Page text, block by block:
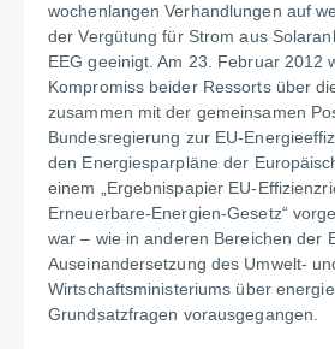
wochenlangen Verhandlungen auf
der Vergütung für Strom aus
EEG geeinigt. Am 23. Februar 2012
Kompromiss beider Ressorts über
zusammen mit der gemeinsamen
Bundesregierung zur EU-
den Energiesparpläne der
einem „Ergebnispapier EU-
Erneuerbare-Energien-Gesetz“
war – wie in anderen Bereichen der
Auseinandersetzung des Umwelt-
Wirtschaftsministeriums über
Grundsatzfragen vorausgegangen.